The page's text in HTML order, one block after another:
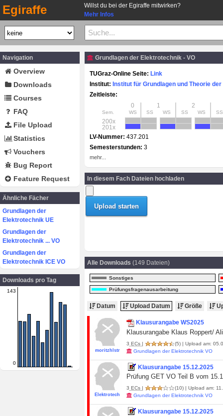
Egiraffe
Willst du bei der Egiraffe mitwirken?
Mehr Infos
Navigation
Overview
Downloads
Courses
FAQ
File Upload
Statistics
Vouchers
Bug Report
Feature Request
Ähnliche Fächer
Grundlagen der
Elektrotechnik UE
Grundlagen der
Elektrotechnik ... VO
Grundlagen der
Elektrotechnik ICE VO
Downloads pro Tag
143
0
Grundlagen der Elektrotechnik - VO
TUGraz-Online Seite: Link
Institut: Institut für Grundlagen und Theorie
Zeitleiste:
0
1 2
Sem. WS SS WS SS WS SS
200x
201x
LV-Nummer: 437.201
Semesterstunden: 3
mehr...
In diesem Fach Dateien hochladen
Alle Downloads (149 Dateien)
Sonstiges
Prüfungsfragenausarbeitung
Datum Upload Datum Größe
moritzhlstr
Klausurangabe WS2025
Klausurangabe Klaus Roppert/
3 ECs | (5) | Upload am:
Grundlagen der Elektrotechnik VO
Elektrotech
Klausurangabe 15.12.2025
Prüfung GET VO Teil B vom
3 ECs | (10) | Upload am:
Grundlagen der Elektrotechnik VO
Klausurangabe 15.12.2025